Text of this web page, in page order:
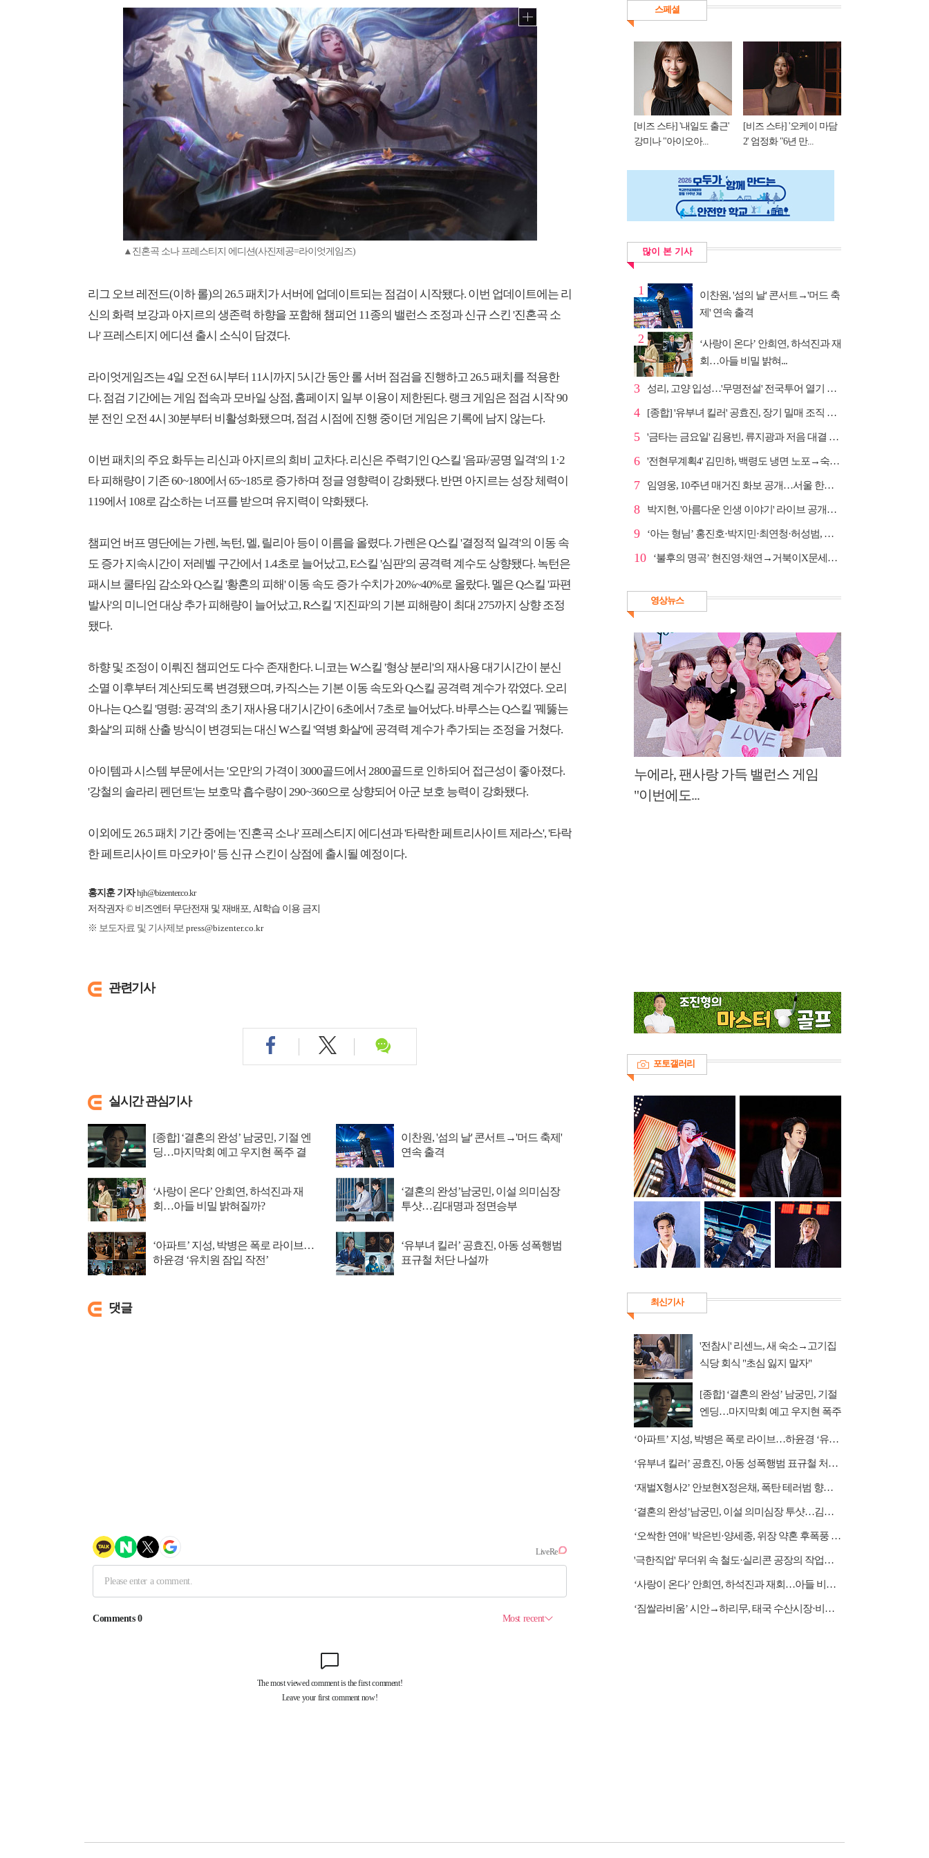
▲진혼곡 소나 프레스티지 에디션(사진제공=라이엇게임즈)
리그 오브 레전드(이하 롤)의 26.5 패치가 서버에 업데이트되는 점검이 시작됐다. 이번 업데이트에는 리
신의 화력 보강과 아지르의 생존력 하향을 포함해 챔피언 11종의 밸런스 조정과 신규 스킨 '진혼곡 소
나' 프레스티지 에디션 출시 소식이 담겼다.
라이엇게임즈는 4일 오전 6시부터 11시까지 5시간 동안 롤 서버 점검을 진행하고 26.5 패치를 적용한
다. 점검 기간에는 게임 접속과 모바일 상점, 홈페이지 일부 이용이 제한된다. 랭크 게임은 점검 시작 90
분 전인 오전 4시 30분부터 비활성화됐으며, 점검 시점에 진행 중이던 게임은 기록에 남지 않는다.
이번 패치의 주요 화두는 리신과 아지르의 희비 교차다. 리신은 주력기인 Q스킬 '음파/공명 일격'의 1·2
타 피해량이 기존 60~180에서 65~185로 증가하며 정글 영향력이 강화됐다. 반면 아지르는 성장 체력이
119에서 108로 감소하는 너프를 받으며 유지력이 약화됐다.
챔피언 버프 명단에는 가렌, 녹턴, 멜, 릴리아 등이 이름을 올렸다. 가렌은 Q스킬 '결정적 일격'의 이동 속
도 증가 지속시간이 저레벨 구간에서 1.4초로 늘어났고, E스킬 '심판'의 공격력 계수도 상향됐다. 녹턴은
패시브 쿨타임 감소와 Q스킬 '황혼의 피해' 이동 속도 증가 수치가 20%~40%로 올랐다. 멜은 Q스킬 '파편
발사'의 미니언 대상 추가 피해량이 늘어났고, R스킬 '지진파'의 기본 피해량이 최대 275까지 상향 조정
됐다.
하향 및 조정이 이뤄진 챔피언도 다수 존재한다. 니코는 W스킬 '형상 분리'의 재사용 대기시간이 분신
소멸 이후부터 계산되도록 변경됐으며, 카직스는 기본 이동 속도와 Q스킬 공격력 계수가 깎였다. 오리
아나는 Q스킬 '명령: 공격'의 초기 재사용 대기시간이 6초에서 7초로 늘어났다. 바루스는 Q스킬 '꿰뚫는
화살'의 피해 산출 방식이 변경되는 대신 W스킬 '역병 화살'에 공격력 계수가 추가되는 조정을 거쳤다.
아이템과 시스템 부문에서는 '오만'의 가격이 3000골드에서 2800골드로 인하되어 접근성이 좋아졌다.
'강철의 솔라리 펜던트'는 보호막 흡수량이 290~360으로 상향되어 아군 보호 능력이 강화됐다.
이외에도 26.5 패치 기간 중에는 '진혼곡 소나' 프레스티지 에디션과 '타락한 페트리사이트 제라스', '타락
한 페트리사이트 마오카이' 등 신규 스킨이 상점에 출시될 예정이다.
홍지훈 기자 hjh@bizenter.co.kr
저작권자 © 비즈엔터 무단전재 및 재배포, AI학습 이용 금지
※ 보도자료 및 기사제보 press@bizenter.co.kr
관련기사
실시간 관심기사
[종합] ‘결혼의 완성’ 남궁민, 기절 엔
딩…마지막회 예고 우지현 폭주 결
이찬원, '섬의 날' 콘서트→'머드 축제'
연속 출격
‘사랑이 온다’ 안희연, 하석진과 재
회…아들 비밀 밝혀질까?
‘결혼의 완성’남궁민, 이설 의미심장
투샷…김대명과 정면승부
‘아파트’ 지성, 박병은 폭로 라이브…
하윤경 ‘유치원 잠입 작전’
‘유부녀 킬러’ 공효진, 아동 성폭행범
표규철 처단 나설까
댓글
스페셜
[비즈 스타] '내일도 출근'
강미나 "아이오아...
[비즈 스타] '오케이 마담
2' 엄정화 "6년 만...
많이 본 기사
1
이찬원, '섬의 날' 콘서트→'머드 축
제' 연속 출격
2
‘사랑이 온다’ 안희연, 하석진과 재
회…아들 비밀 밝혀...
3 성리, 고양 입성…'무명전설' 전국투어 열기 지속
4 [종합] '유부녀 킬러' 공효진, 장기 밀매 조직 소탕…4...
5 '금타는 금요일' 김용빈, 류지광과 저음 대결 승리
6 '전현무계획4' 김민하, 백령도 냉면 노포→숙성 광어초...
7 임영웅, 10주년 매거진 화보 공개…서울 한복판 대형 현...
8 박지현, '아름다운 인생 이야기' 라이브 공개…감성 보...
9 ‘아는 형님’ 홍진호·박지민·최연청·허성범, 매운맛 토크
10 ‘불후의 명곡’ 현진영·채연→거북이X문세윤, 레전드 배틀
영상뉴스
누에라, 팬사랑 가득 밸런스 게임
"이번에도...
포토갤러리
최신기사
'전참시' 리센느, 새 숙소→고기집
식당 회식 "초심 잃지 말자"
[종합] ‘결혼의 완성’ 남궁민, 기절
엔딩…마지막회 예고 우지현 폭주
‘아파트’ 지성, 박병은 폭로 라이브…하윤경 ‘유치원 잠입 작전’
‘유부녀 킬러’ 공효진, 아동 성폭행범 표규철 처단 나설까
‘재벌X형사2’ 안보현X정은채, 폭탄 테러범 향한 역공 시작
‘결혼의 완성’남궁민, 이설 의미심장 투샷…김대명과 정면승부
‘오싹한 연애’ 박은빈·양세종, 위장 약혼 후폭풍 쓰나미
'극한직업' 무더위 속 철도·실리콘 공장의 작업자들
‘사랑이 온다’ 안희연, 하석진과 재회…아들 비밀 밝혀질까?
‘짐쌀라비움’ 시안→하리무, 태국 수산시장·비밀 동굴 탐방